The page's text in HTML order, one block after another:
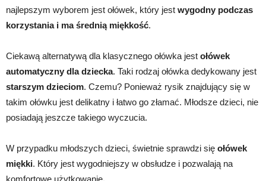
najlepszym wyborem jest ołówek, który jest wygodny podczas
korzystania i ma średnią miękkość.
Ciekawą alternatywą dla klasycznego ołówka jest ołówek
automatyczny dla dziecka. Taki rodzaj ołówka dedykowany jest
starszym dzieciom. Czemu? Ponieważ rysik znajdujący się w
takim ołówku jest delikatny i łatwo go złamać. Młodsze dzieci, nie
posiadają jeszcze takiego wyczucia.
W przypadku młodszych dzieci, świetnie sprawdzi się ołówek
miękki. Który jest wygodniejszy w obsłudze i pozwalają na
komfortowe użytkowanie.